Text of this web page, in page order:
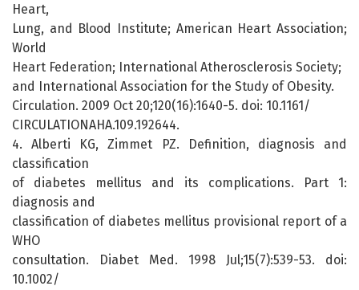
Heart,
Lung, and Blood Institute; American Heart Association;
World
Heart Federation; International Atherosclerosis Society;
and International Association for the Study of Obesity.
Circulation. 2009 Oct 20;120(16):1640-5. doi: 10.1161/
CIRCULATIONAHA.109.192644.
4. Alberti KG, Zimmet PZ. Definition, diagnosis and
classification
of diabetes mellitus and its complications. Part 1:
diagnosis and
classification of diabetes mellitus provisional report of a
WHO
consultation. Diabet Med. 1998 Jul;15(7):539-53. doi:
10.1002/